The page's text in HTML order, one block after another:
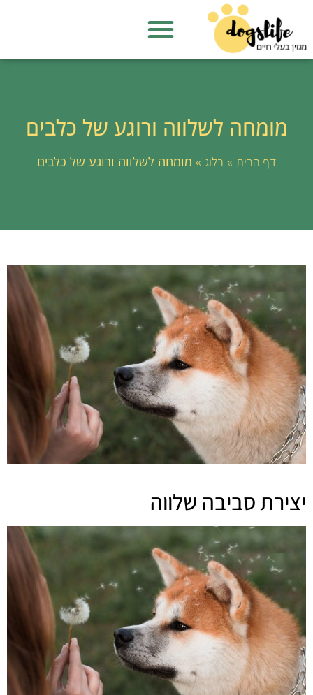
מומחה לשלווה ורוגע של כלבים
דף הבית »בלוג » מומחה לשלווה ורוגע של כלבים
יצירת סביבה שלווה